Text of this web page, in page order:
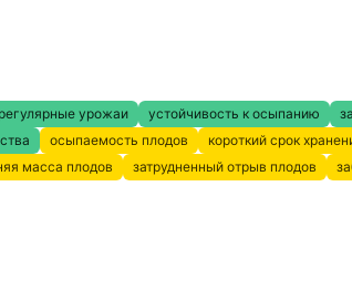
регулярные урожаи устойчивость к осыпанию
осыпаемость плодов короткий срок
масса плодов затрудненный отрыв плодов